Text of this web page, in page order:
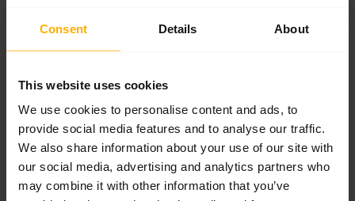
Consent Details About
This website uses cookies
We use cookies to personalise content and ads, to
provide social media features and to analyse our traffic.
We also share information about your use of our site with
our social media, advertising and analytics partners who
may combine it with other information that you’ve